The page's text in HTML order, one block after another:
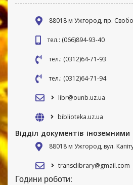
88018 м Ужгород, пр.
тел.: (066)894-93-40
тел.: (0312)64-71-93
тел.: (0312)64-71-94
libr@ounb.uz.ua
biblioteka.uz.ua
Відділ документів
88018 м Ужгород, вул.
transclibrary@gmail.com
Години роботи: